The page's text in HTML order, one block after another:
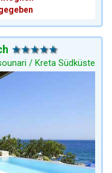
/ Kreta Südküste